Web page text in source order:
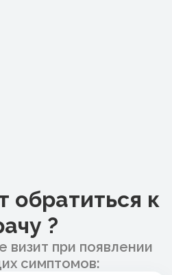
обратиться к
?
визит при появлении
симптомов: